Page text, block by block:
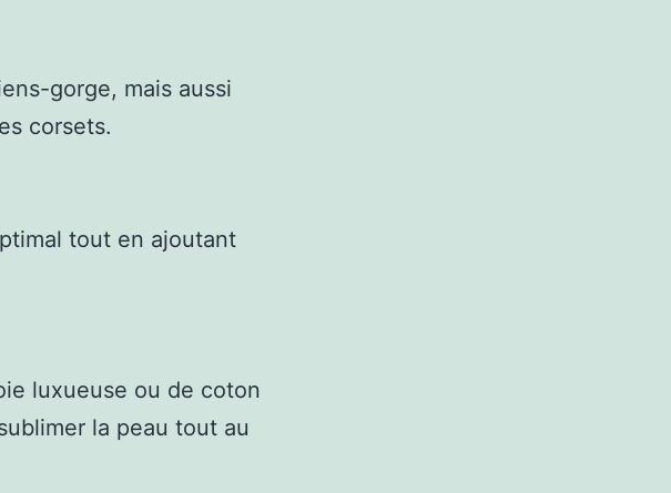
gorge, mais aussi
corsets.
tout en ajoutant
luxueuse ou de coton
la peau tout au